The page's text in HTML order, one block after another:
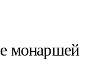
монаршей